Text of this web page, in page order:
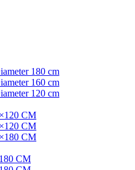
180 cm
160 cm
120 cm
CM
CM
CM
CM